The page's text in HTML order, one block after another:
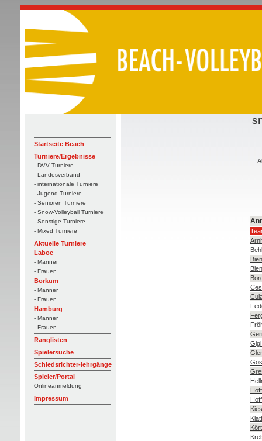
Startseite Beach
Turniere/Ergebnisse
- DVV Turniere
- Landesverband
- internationale Turniere
- Jugend Turniere
- Senioren Turniere
- Snow-Volleyball Turniere
- Sonstige Turniere
- Mixed Turniere
Aktuelle Turniere
Laboe
- Männer
- Frauen
Borkum
- Männer
- Frauen
Hamburg
- Männer
- Frauen
Ranglisten
Spielersuche
Schiedsrichter-lehrgänge
Spieler/Portal
Onlineanmeldung
Impressum